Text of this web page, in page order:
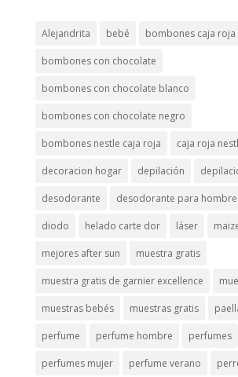
Alejandrita bebé bombones caja roja
bombones con chocolate
bombones con chocolate blanco
bombones con chocolate negro
bombones nestle caja roja caja roja
decoracion hogar depilación
desodorante desodorante para hombre
diodo helado carte dor láser
mejores after sun muestra gratis
muestra gratis de garnier excellence
muestras bebés muestras gratis
perfume perfume hombre perfumes
perfumes mujer perfume verano